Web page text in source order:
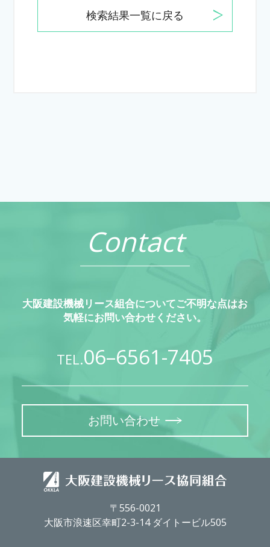
検索結果一覧に戻る
Contact
大阪建設機械リース組合についてご不明な点はお
気軽にお問い合わせください。
TEL.06–6561-7405
お問い合わせ
〒556-0021
大阪市浪速区幸町2-3-14 ダイトービル505